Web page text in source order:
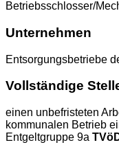
Betriebsschlosser/
Unternehmen
Entsorgungsbetriebe
Vollständige
einen unbefristeten
kommunalen Betrieb
Entgeltgruppe 9a